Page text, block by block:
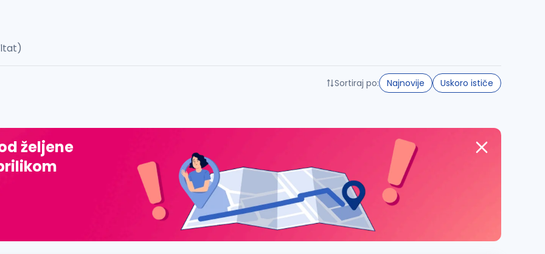
đ, ž, dž)
Sortiraj po: Najnovije Uskoro ističe
željene